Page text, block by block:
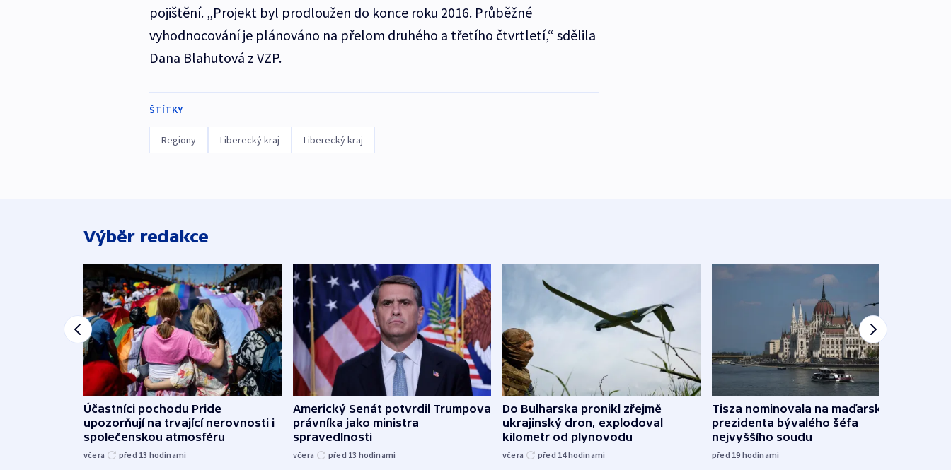
pojištění. „Projekt byl prodloužen do konce roku 2016. Průběžné
vyhodnocování je plánováno na přelom druhého a třetího čtvrtletí,“ sdělila
Dana Blahutová z VZP.
ŠTÍTKY
Regiony Liberecký kraj Liberecký kraj
Výběr redakce
Účastníci pochodu Pride
upozorňují na trvající nerovnosti i
společenskou atmosféru
včera před 13 hodinami
Americký Senát potvrdil Trumpova
právníka jako ministra
spravedlnosti
včera před 13 hodinami
Do Bulharska pronikl zřejmě
ukrajinský dron, explodoval
kilometr od plynovodu
včera před 14hodinami
Tisza nominovala na maďarského
prezidenta bývalého šéfa
nejvyššího soudu
před 19 hodinami